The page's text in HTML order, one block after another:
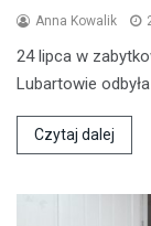
Anna Kowalik
24 lipca w
Lubartowie
Czytaj dalej